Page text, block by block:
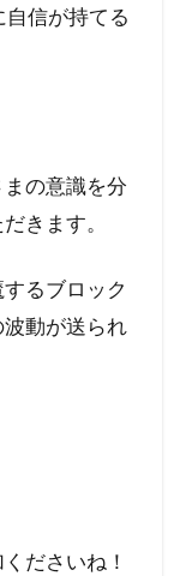
信が持てる
の意識を分
きます。
るブロック
動が送られ
ださいね！